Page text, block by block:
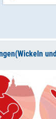
(Wickeln